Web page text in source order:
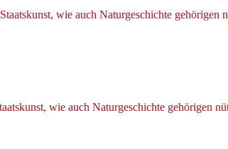
wie auch Naturgeschichte gehörigen
wie auch Naturgeschichte gehörigen